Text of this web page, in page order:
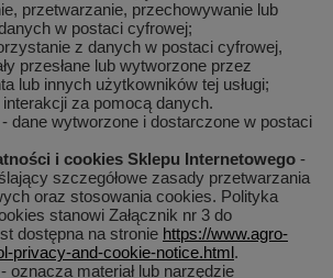
przetwarzanie, przechowywanie lub
w postaci cyfrowej;
z danych w postaci cyfrowej,
przesłane lub wytworzone przez
lub innych użytkowników tej usługi;
za pomocą danych.
- dane wytworzone i dostarczone w postaci
i cookies Sklepu Internetowego -
szczegółowe zasady przetwarzania
oraz stosowania cookies. Polityka
stanowi Załącznik nr 3 do
dostępna na stronie https://www.agro-
privacy-and-cookie-notice.html.
- oznacza materiał lub narzędzie